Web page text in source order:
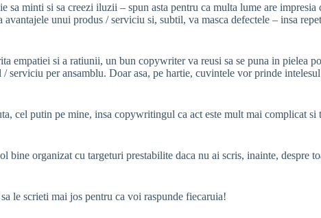
sa minti si sa creezi iluzii – spun asta pentru ca multa lume are
unui produs / serviciu si, subtil, va masca defectele – insa
empatiei si a ratiunii, un bun copywriter va reusi sa se puna in pielea
serviciu per ansamblu. Doar asa, pe hartie, cuvintele vor prinde
cel putin pe mine, insa copywritingul ca act este mult mai complicat si
bine organizat cu targeturi prestabilite daca nu ai scris, inainte, despre
le scrieti mai jos pentru ca voi raspunde fiecaruia!